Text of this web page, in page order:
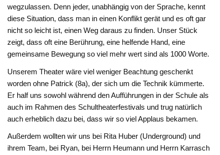
wegzulassen. Denn jeder, unabhängig von der Sprache, kennt
diese Situation, dass man in einen Konflikt gerät und es oft gar
nicht so leicht ist, einen Weg daraus zu finden. Unser Stück
zeigt, dass oft eine Berührung, eine helfende Hand, eine
gemeinsame Bewegung so viel mehr wert sind als 1000 Worte.
Unserem Theater wäre viel weniger Beachtung geschenkt
worden ohne Patrick (8a), der sich um die Technik kümmerte.
Er half uns sowohl während den Aufführungen in der Schule als
auch im Rahmen des Schultheaterfestivals und trug natürlich
auch erheblich dazu bei, dass wir so viel Applaus bekamen.
Außerdem wollten wir uns bei Rita Huber (Underground) und
ihrem Team, bei Ryan, bei Herrn Heumann und Herrn Karrasch